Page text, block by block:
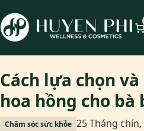
Cách lựa chọn
hoa hồng cho bà
Chăm sóc sức khỏe 25 Tháng chín,